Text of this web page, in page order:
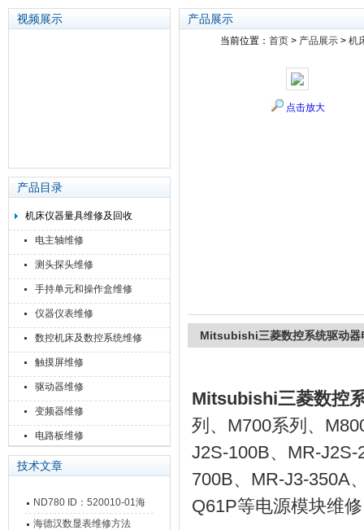
视频展示
产品目录
机床仪器量具维修及回收
电主轴维修
测头探头维修
手持单元和操作盒维修
仪器仪表维修
数控机床及数控系统维修
触摸屏维修
驱动器维修
变频器维修
电路板维修
技术文章
ND780 ID：520010-01海
德汉数显表故障维修内容
海德汉数显表维修方法
产品展示
当前位置： 首页 > 产品展示 > 机
点击放大
Mitsubishi三菱数控系统驱动器
Mitsubishi三菱数控
列、M700系列、
J2S-100B、MR-
700B、MR-J3-350A
Q61P等电源模块维